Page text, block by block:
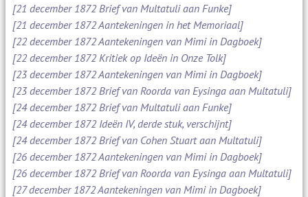
[21 december 1872 Brief van Multatuli aan Funke]
[21 december 1872 Aantekeningen in het Memoriaal]
[22 december 1872 Aantekeningen van Mimi in Dagboek]
[22 december 1872 Kritiek op Ideën in Onze Tolk]
[23 december 1872 Aantekeningen van Mimi in Dagboek]
[23 december 1872 Brief van Roorda van Eysinga aan Multatuli]
[24 december 1872 Brief van Multatuli aan Funke]
[24 december 1872 Ideën IV, derde stuk, verschijnt]
[24 december 1872 Brief van Cohen Stuart aan Multatuli]
[26 december 1872 Aantekeningen van Mimi in Dagboek]
[26 december 1872 Brief van Roorda van Eysinga aan Multatuli]
[27 december 1872 Aantekeningen van Mimi in Dagboek]